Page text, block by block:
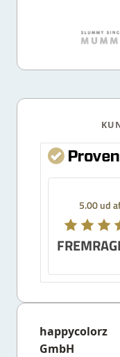
5.00 ud
happycolorz
GmbH